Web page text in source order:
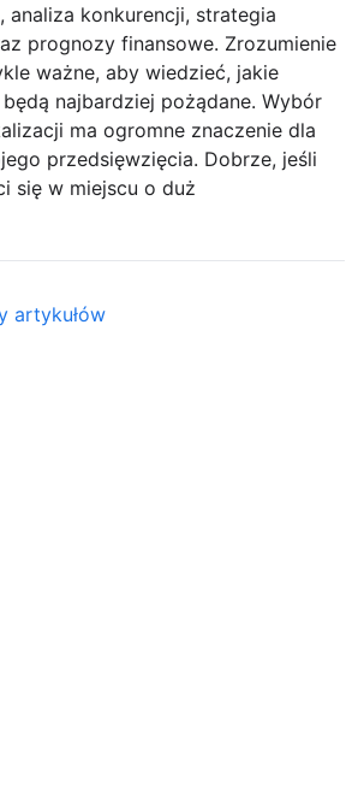
analiza konkurencji, strategia
prognozy finansowe. Zrozumienie
ważne, aby wiedzieć, jakie
najbardziej pożądane. Wybór
ma ogromne znaczenie dla
przedsięwzięcia. Dobrze, jeśli
się w miejscu o duż
artykułów